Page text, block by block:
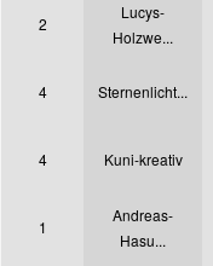
2
Lucys-
Holzwe...
4 Sternenlicht...
4 Kuni-kreativ
1
Andreas-
Hasu...